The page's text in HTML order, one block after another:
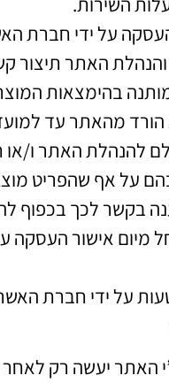
על ידי חברת
האתר תיצור
בהימצאות
הורד מהאתר עד
להנהלת האתר ו/או
בהם על אף שהפריט
בקשר לכך בכפוף
אישור העסקה
על ידי חברת
האתר יעשה רק